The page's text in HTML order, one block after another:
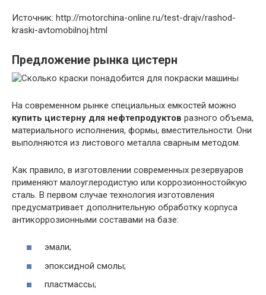
Источник: http://motorchina-online.ru/test-drajv/rashod-
kraski-avtomobilnoj.html
Предложение рынка цистерн
На современном рынке специальных емкостей можно
купить цистерну для нефтепродуктов разного объема,
материального исполнения, формы, вместительности. Они
выполняются из листового металла сварным методом.
Как правило, в изготовлении современных резервуаров
применяют малоуглеродистую или коррозионностойкую
сталь. В первом случае технология изготовления
предусматривает дополнительную обработку корпуса
антикоррозионными составами на базе:
эмали;
эпоксидной смолы;
пластмассы;